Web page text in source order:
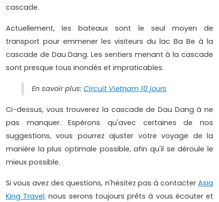
cascade.
Actuellement, les bateaux sont le seul moyen de
transport pour emmener les visiteurs du lac Ba Be à la
cascade de Dau Dang. Les sentiers menant à la cascade
sont presque tous inondés et impraticables.
En savoir plus: Circuit Vietnam 10 jours
Ci-dessus, vous trouverez la cascade de Dau Dang à ne
pas manquer. Espérons qu'avec certaines de nos
suggestions, vous pourrez ajuster votre voyage de la
manière la plus optimale possible, afin qu'il se déroule le
mieux possible.
Si vous avez des questions, n'hésitez pas à contacter Asia
King Travel, nous serons toujours prêts à vous écouter et